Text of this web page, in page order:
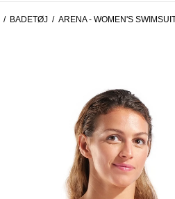
/ BADETØJ / ARENA - WOMEN'S